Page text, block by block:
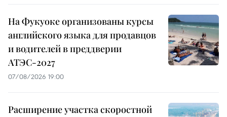
На Фукуоке организованы курсы
английского языка для продавцов
и водителей в преддверии
АТЭС-2027
07/08/2026 19:00
Расширение участка скоростной